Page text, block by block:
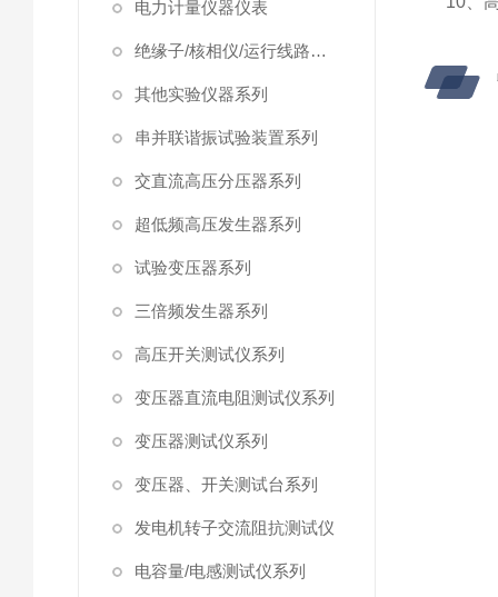
电力计量仪器仪表
绝缘子/核相仪/运行线路试验仪器
其他实验仪器系列
串并联谐振试验装置系列
交直流高压分压器系列
超低频高压发生器系列
试验变压器系列
三倍频发生器系列
高压开关测试仪系列
变压器直流电阻测试仪系列
变压器测试仪系列
变压器、开关测试台系列
发电机转子交流阻抗测试仪
电容量/电感测试仪系列